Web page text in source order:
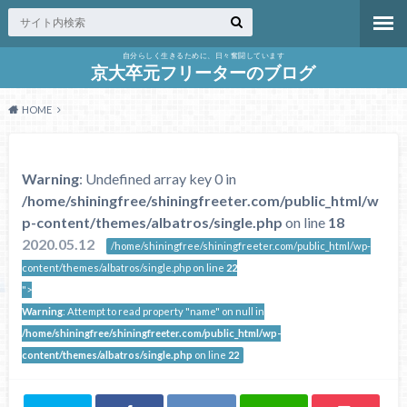
自分らしく生きるために、日々奮闘しています
京大卒元フリーターのブログ
HOME
Warning: Undefined array key 0 in
/home/shiningfree/shiningfreeter.com/public_html/w
p-content/themes/albatros/single.php on line 18
2020.05.12
/home/shiningfree/shiningfreeter.com/public_html/wp-
content/themes/albatros/single.php on line 22
">
Warning: Attempt to read property "name" on null in
/home/shiningfree/shiningfreeter.com/public_html/wp-
content/themes/albatros/single.php on line 22